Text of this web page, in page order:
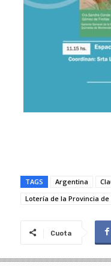
TAGS Argentina
Lotería de la Provincia de
Cuota